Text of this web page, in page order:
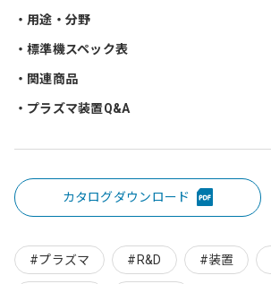
用途・分野
標準機スペック表
関連商品
プラズマ装置Q&A
カタログダウンロード
#プラズマ #R&D #装置